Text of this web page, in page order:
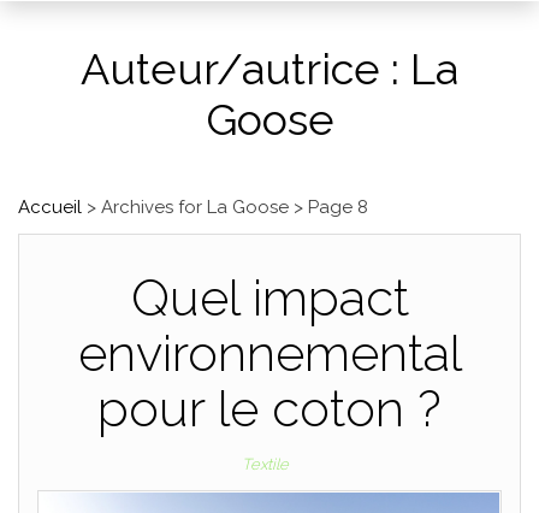
Auteur/autrice : La
Goose
Accueil > Archives for La Goose > Page 8
Quel impact
environnemental
pour le coton ?
Textile